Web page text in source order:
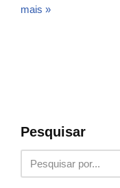
mais »
Pesquisar